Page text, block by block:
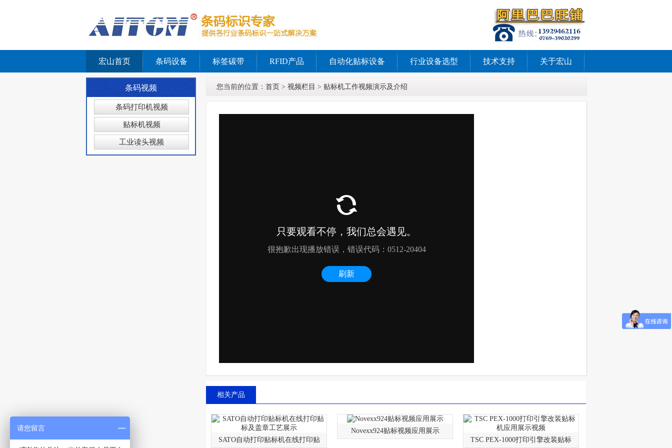
宏山首页 条码设备 标签碳带 RFID产品 自动化贴标设备 行业设备选型 技术支持 关于宏山
条码视频
条码打印机视频
贴标机视频
工业读头视频
您当前的位置： 首页 > 视频栏目 > 贴标机工作视频演示及介绍
相关产品
SATO自动打印贴标机在线打印贴
Novexx924贴标视频应用展示
TSC PEX-1000打印引擎改装贴标
请您留言